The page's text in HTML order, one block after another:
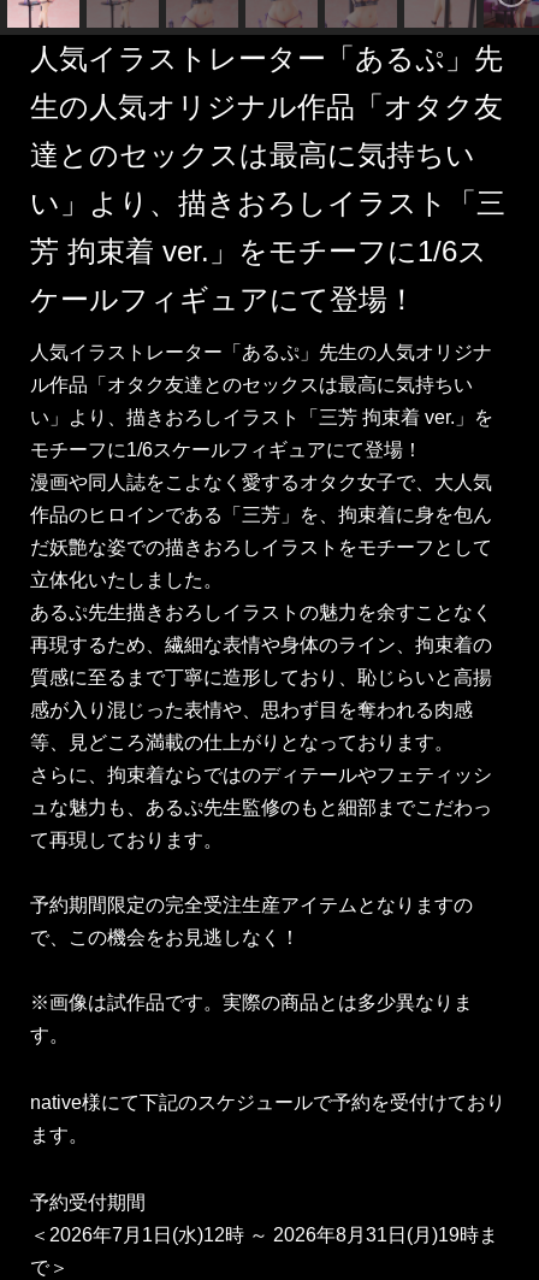
人気イラストレーター「あるぷ」先
生の人気オリジナル作品「オタク友
達とのセックスは最高に気持ちい
い」より、描きおろしイラスト「三
芳 拘束着 ver.」をモチーフに1/6ス
ケールフィギュアにて登場！
人気イラストレーター「あるぷ」先生の人気オリジナ
ル作品「オタク友達とのセックスは最高に気持ちい
い」より、描きおろしイラスト「三芳 拘束着 ver.」を
モチーフに1/6スケールフィギュアにて登場！
漫画や同人誌をこよなく愛するオタク女子で、大人気
作品のヒロインである「三芳」を、拘束着に身を包ん
だ妖艶な姿での描きおろしイラストをモチーフとして
立体化いたしました。
あるぷ先生描きおろしイラストの魅力を余すことなく
再現するため、繊細な表情や身体のライン、拘束着の
質感に至るまで丁寧に造形しており、恥じらいと高揚
感が入り混じった表情や、思わず目を奪われる肉感
等、見どころ満載の仕上がりとなっております。
さらに、拘束着ならではのディテールやフェティッシ
ュな魅力も、あるぷ先生監修のもと細部までこだわっ
て再現しております。
予約期間限定の完全受注生産アイテムとなりますの
で、この機会をお見逃しなく！
※画像は試作品です。実際の商品とは多少異なりま
す。
native様にて下記のスケジュールで予約を受付けており
ます。
予約受付期間
＜2026年7月1日(水)12時 ～ 2026年8月31日(月)19時ま
で＞